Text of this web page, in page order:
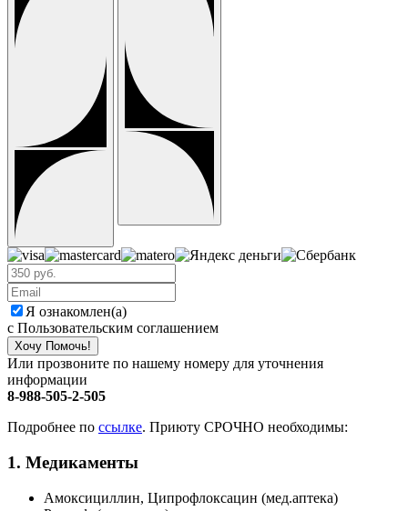
Я ознакомлен(а)
с Пользовательским соглашением
Хочу Помочь!
Или прозвоните по нашему номеру для уточнения
информации
8-988-505-2-505
Подробнее по ссылке. Приюту СРОЧНО необходимы:
1. Медикаменты
Амоксициллин, Ципрофлоксацин (мед.аптека)